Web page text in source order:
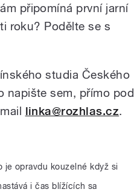
připomíná první jarní
roku? Podělte se s
studia Českého
napište sem, přímo pod
linka@rozhlas.cz.
je opravdu kouzelné když si
i čas blížících sa